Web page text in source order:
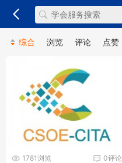
综合 浏览 评论 点赞
0评论
1781浏览